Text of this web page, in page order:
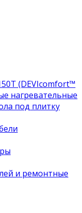
(DEVIcomfort™
нагревательные
под плитку
и ремонтные